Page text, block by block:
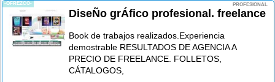
-OFREZCO- PROFESIONAL
DiseÑo grÁfico profesional. freelance
Book de trabajos realizados.Experiencia
demostrable RESULTADOS DE AGENCIA A
PRECIO DE FREELANCE. FOLLETOS,
CÁTALOGOS,